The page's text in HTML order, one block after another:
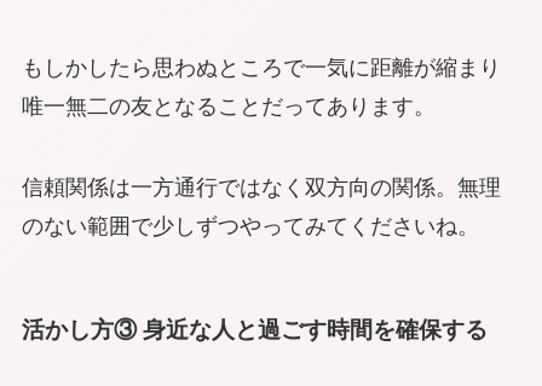
もしかしたら思わぬところで一気に距離が縮まり
唯一無二の友となることだってあります。
信頼関係は一方通行ではなく双方向の関係。無理
のない範囲で少しずつやってみてくださいね。
活かし方③ 身近な人と過ごす時間を確保する